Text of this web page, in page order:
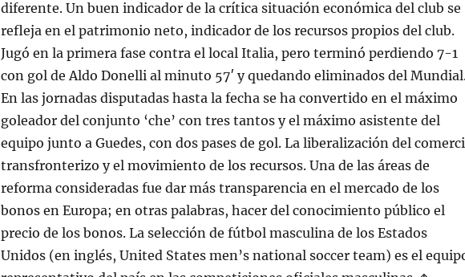
diferente. Un buen indicador de la crítica situación económica del club se
refleja en el patrimonio neto, indicador de los recursos propios del club.
Jugó en la primera fase contra el local Italia, pero terminó perdiendo 7-1
con gol de Aldo Donelli al minuto 57′ y quedando eliminados del
En las jornadas disputadas hasta la fecha se ha convertido en el máximo
goleador del conjunto ‘che’ con tres tantos y el máximo asistente del
equipo junto a Guedes, con dos pases de gol. La liberalización del
transfronterizo y el movimiento de los recursos. Una de las áreas de
reforma consideradas fue dar más transparencia en el mercado de los
bonos en Europa; en otras palabras, hacer del conocimiento público el
precio de los bonos. La selección de fútbol masculina de los Estados
Unidos (en inglés, United States men’s national soccer team) es el